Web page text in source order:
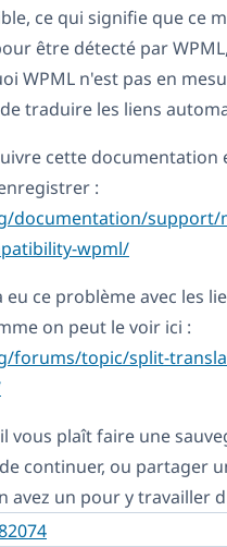
ce qui signifie que ce
être détecté par
WPML n'est pas en
traduire les liens
cette documentation
:
documentation/support/
wpml/
eu ce problème avec les
on peut le voir ici :
forums/topic/split-
vous plaît faire une
continuer, ou partager
avez un pour y travailler